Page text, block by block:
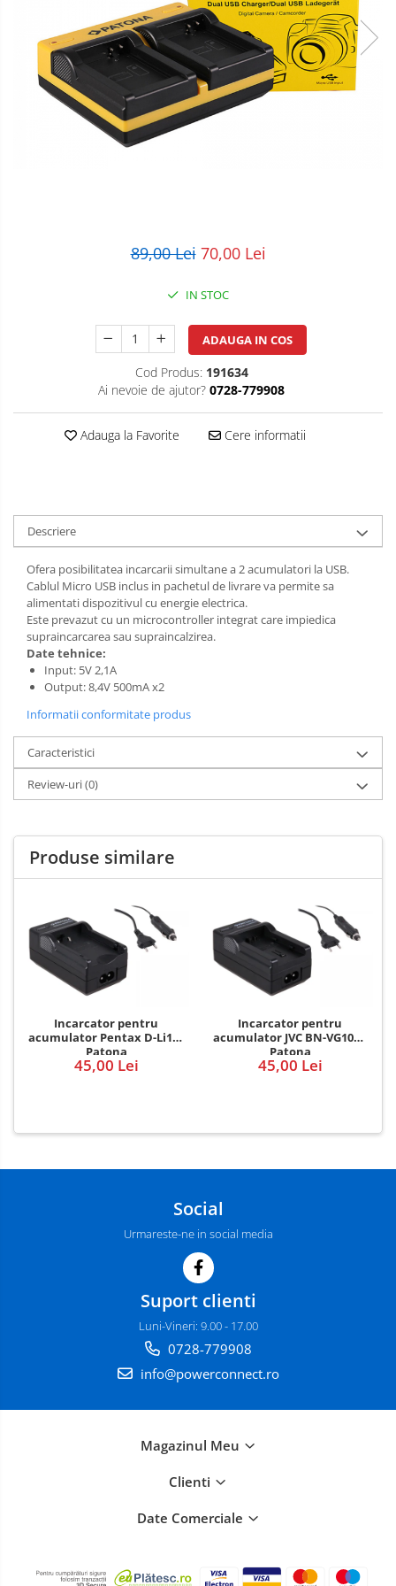
POS/Scanere coduri de bare
Scule electrice
Smartwatch
89,00 Lei 70,00 Lei
IN STOC
ADAUGA IN COS
Cod Produs: 191634
Ai nevoie de ajutor? 0728-779908
Adauga la Favorite Cere informatii
Descriere
Ofera posibilitatea incarcarii simultane a 2 acumulatori la USB.
Cablul Micro USB inclus in pachetul de livrare va permite sa
alimentati dispozitivul cu energie electrica.
Este prevazut cu un microcontroller integrat care impiedica
supraincarcarea sau supraincalzirea.
Date tehnice:
Input: 5V 2,1A
Output: 8,4V 500mA x2
Informatii conformitate produs
Caracteristici
Review-uri(0)
Produse similare
Incarcator pentru
acumulator Pentax D-Li109
Patona
45,00 Lei
Incarcator pentru
acumulator JVC BN-VG107e
Patona
45,00 Lei
Social
Urmareste-ne in social media
Suport clienti
Luni-Vineri: 9.00 - 17.00
0728-779908
info@powerconnect.ro
Magazinul Meu
Clienti
Date Comerciale